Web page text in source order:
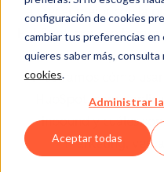
configuración de cookies
cambiar tus preferencias en
quieres saber más, consulta
cookies.
Administrar
Aceptar todas
a crecer mejor con la
HubSpot, por eso
webinarios para
mostramos cómo
HubSpot, cómo
inbound y cuáles
marketing,